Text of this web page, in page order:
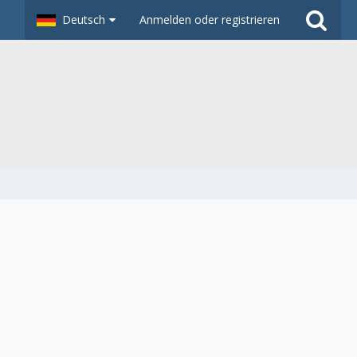
Deutsch Anmelden oder registrieren